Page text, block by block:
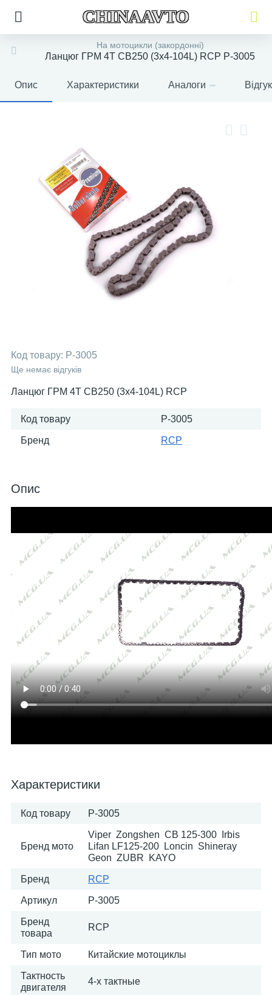
CHINAAVTO
На мотоцикли (закордонні)
Ланцюг ГРМ 4T CB250 (3x4-104L) RCP P-3005
Опис Характеристики Аналоги
Код товару: P-3005
Ще немає відгуків
Ланцюг ГРМ 4T CB250 (3x4-104L) RCP
Код товару P-3005
Бренд RCP
Опис
Характеристики
Код товару P-3005
Бренд мото
Viper Zongshen CB 125-300 Irbis
Lifan LF125-200 Loncin Shineray
Geon ZUBR KAYO
Бренд RCP
Артикул P-3005
Бренд
товара
RCP
Тип мото Китайские мотоциклы
Тактность
двигателя
4-х тактные